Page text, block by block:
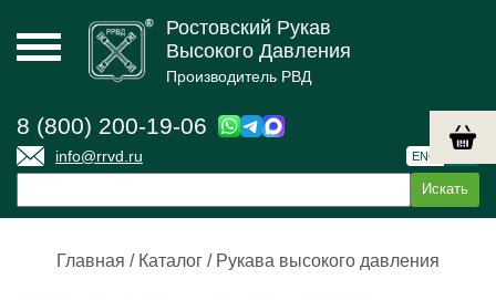
Ростовский Рукав
Высокого Давления
Производитель РВД
8 (800) 200-19-06
info@rrvd.ru ENG
Главная / Каталог / Рукава высокого давления